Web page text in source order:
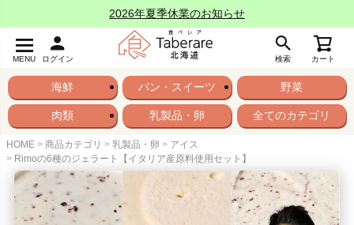
2026年夏季休業のお知らせ
MENU ログイン 検索 カート
海鮮 パン・スイーツ 野菜
肉類 乳製品・卵 全てのカテゴリ
HOME 商品カテゴリ 乳製品・卵
アイス
Rimoの6種のジェラート【イタリア産原料使用セット】